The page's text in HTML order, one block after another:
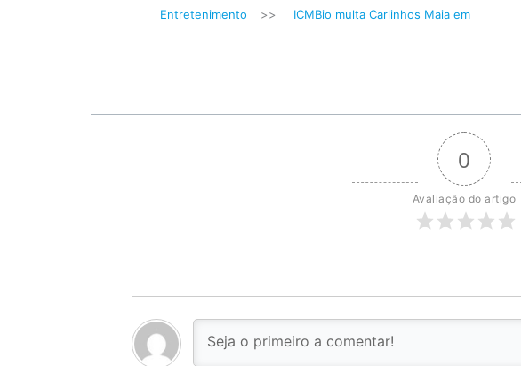
Entretenimento >> ICMBio multa Carlinhos Maia em
0
Avaliação do artigo